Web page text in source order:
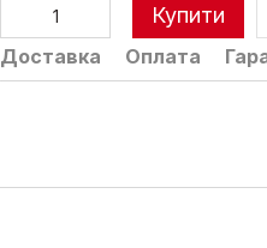
Купити
Доставка Оплата